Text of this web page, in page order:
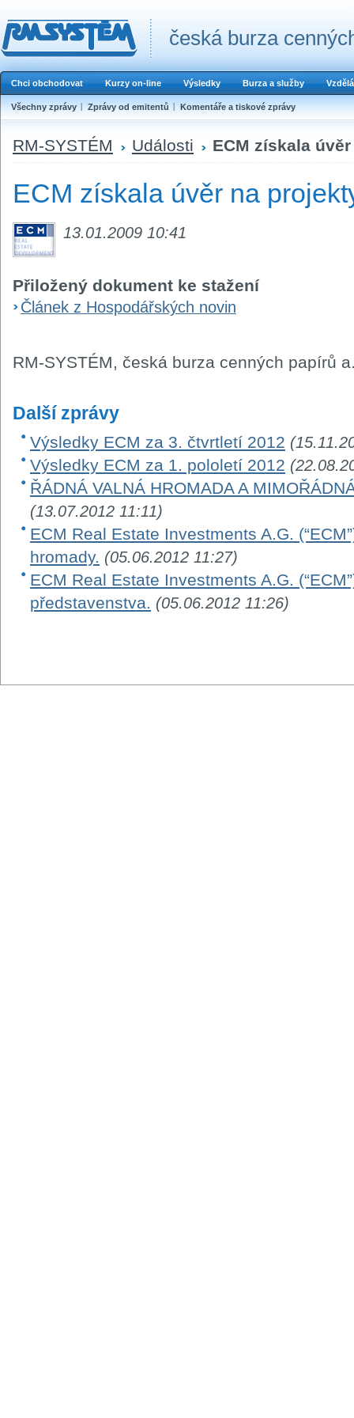
česká burza
Chci obchodovat Kurzy on-line Výsledky Burza a služby
Všechny zprávy Zprávy od emitentů Komentáře a tiskové zprávy
RM-SYSTÉM Události ECM získala
ECM získala úvěr na
13.01.2009 10:41
Přiložený dokument ke stažení
Článek z Hospodářských novin
RM-SYSTÉM, česká burza cenných papírů
Další zprávy
Výsledky ECM za 3. čtvrtletí 2012
Výsledky ECM za 1. pololetí 2012
ŘÁDNÁ VALNÁ HROMADA A
(13.07.2012 11:11)
ECM Real Estate Investments A.G.
hromady. (05.06.2012 11:27)
ECM Real Estate Investments A.G.
představenstva. (05.06.2012 11:26)